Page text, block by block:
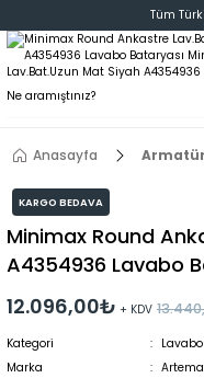
Tüm
Anasayfa Armatür
KARGO BEDAVA
Minimax Round
A4354936 Lavabo
12.096,00₺ + KDV
Kategori
Marka
Artema